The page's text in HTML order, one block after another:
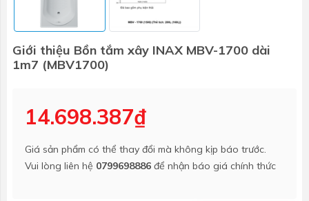
Giới thiệu Bồn tắm xây INAX MBV-1700 dài
1m7 (MBV1700)
14.698.387₫
Giá sản phẩm có thể thay đổi mà không kịp báo trước.
Vui lòng liên hệ 0799698886 để nhận báo giá chính thức